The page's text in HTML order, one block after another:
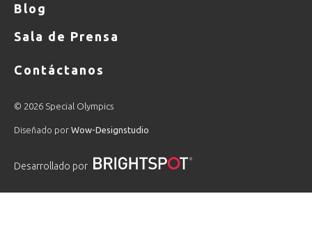
Blog
Sala de Prensa
Contáctanos
© 2026 Special Olympics
Diseñado por Wow-Designstudio
Desarrollado por